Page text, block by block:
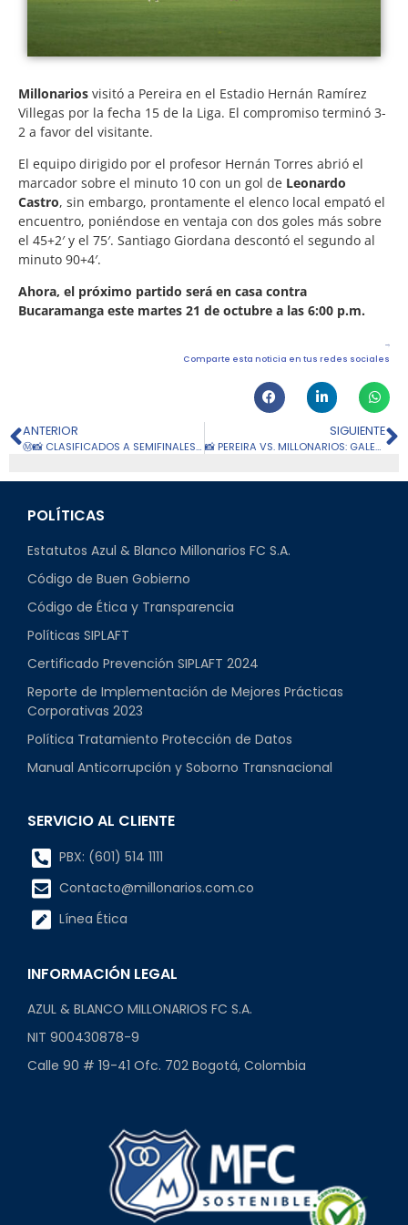
Millonarios visitó a Pereira en el Estadio Hernán Ramírez
Villegas por la fecha 15 de la Liga. El compromiso terminó 3-
2 a favor del visitante.
El equipo dirigido por el profesor Hernán Torres abrió el
marcador sobre el minuto 10 con un gol de Leonardo
Castro, sin embargo, prontamente el elenco local empató el
encuentro, poniéndose en ventaja con dos goles más sobre
el 45+2′ y el 75′. Santiago Giordana descontó el segundo al
minuto 90+4′.
Ahora, el próximo partido será en casa contra
Bucaramanga este martes 21 de octubre a las 6:00 p.m.
Comparte esta noticia en tus redes sociales
ANTERIOR
Ⓜ️📸 CLASIFICADOS A SEMIFINALES: TRIUNFO EN EL PALO GRANDE
SIGUIENTE
📸 PEREIRA VS. MILLONARIOS: GALERÍA FECHA 15
POLÍTICAS
Estatutos Azul & Blanco Millonarios FC S.A.
Código de Buen Gobierno
Código de Ética y Transparencia
Políticas SIPLAFT
Certificado Prevención SIPLAFT 2024
Reporte de Implementación de Mejores Prácticas
Corporativas 2023
Política Tratamiento Protección de Datos
Manual Anticorrupción y Soborno Transnacional
SERVICIO AL CLIENTE
PBX: (601) 514 1111
Contacto@millonarios.com.co
Línea Ética
INFORMACIÓN LEGAL
AZUL & BLANCO MILLONARIOS FC S.A.
NIT 900430878-9
Calle 90 # 19-41 Ofc. 702 Bogotá, Colombia